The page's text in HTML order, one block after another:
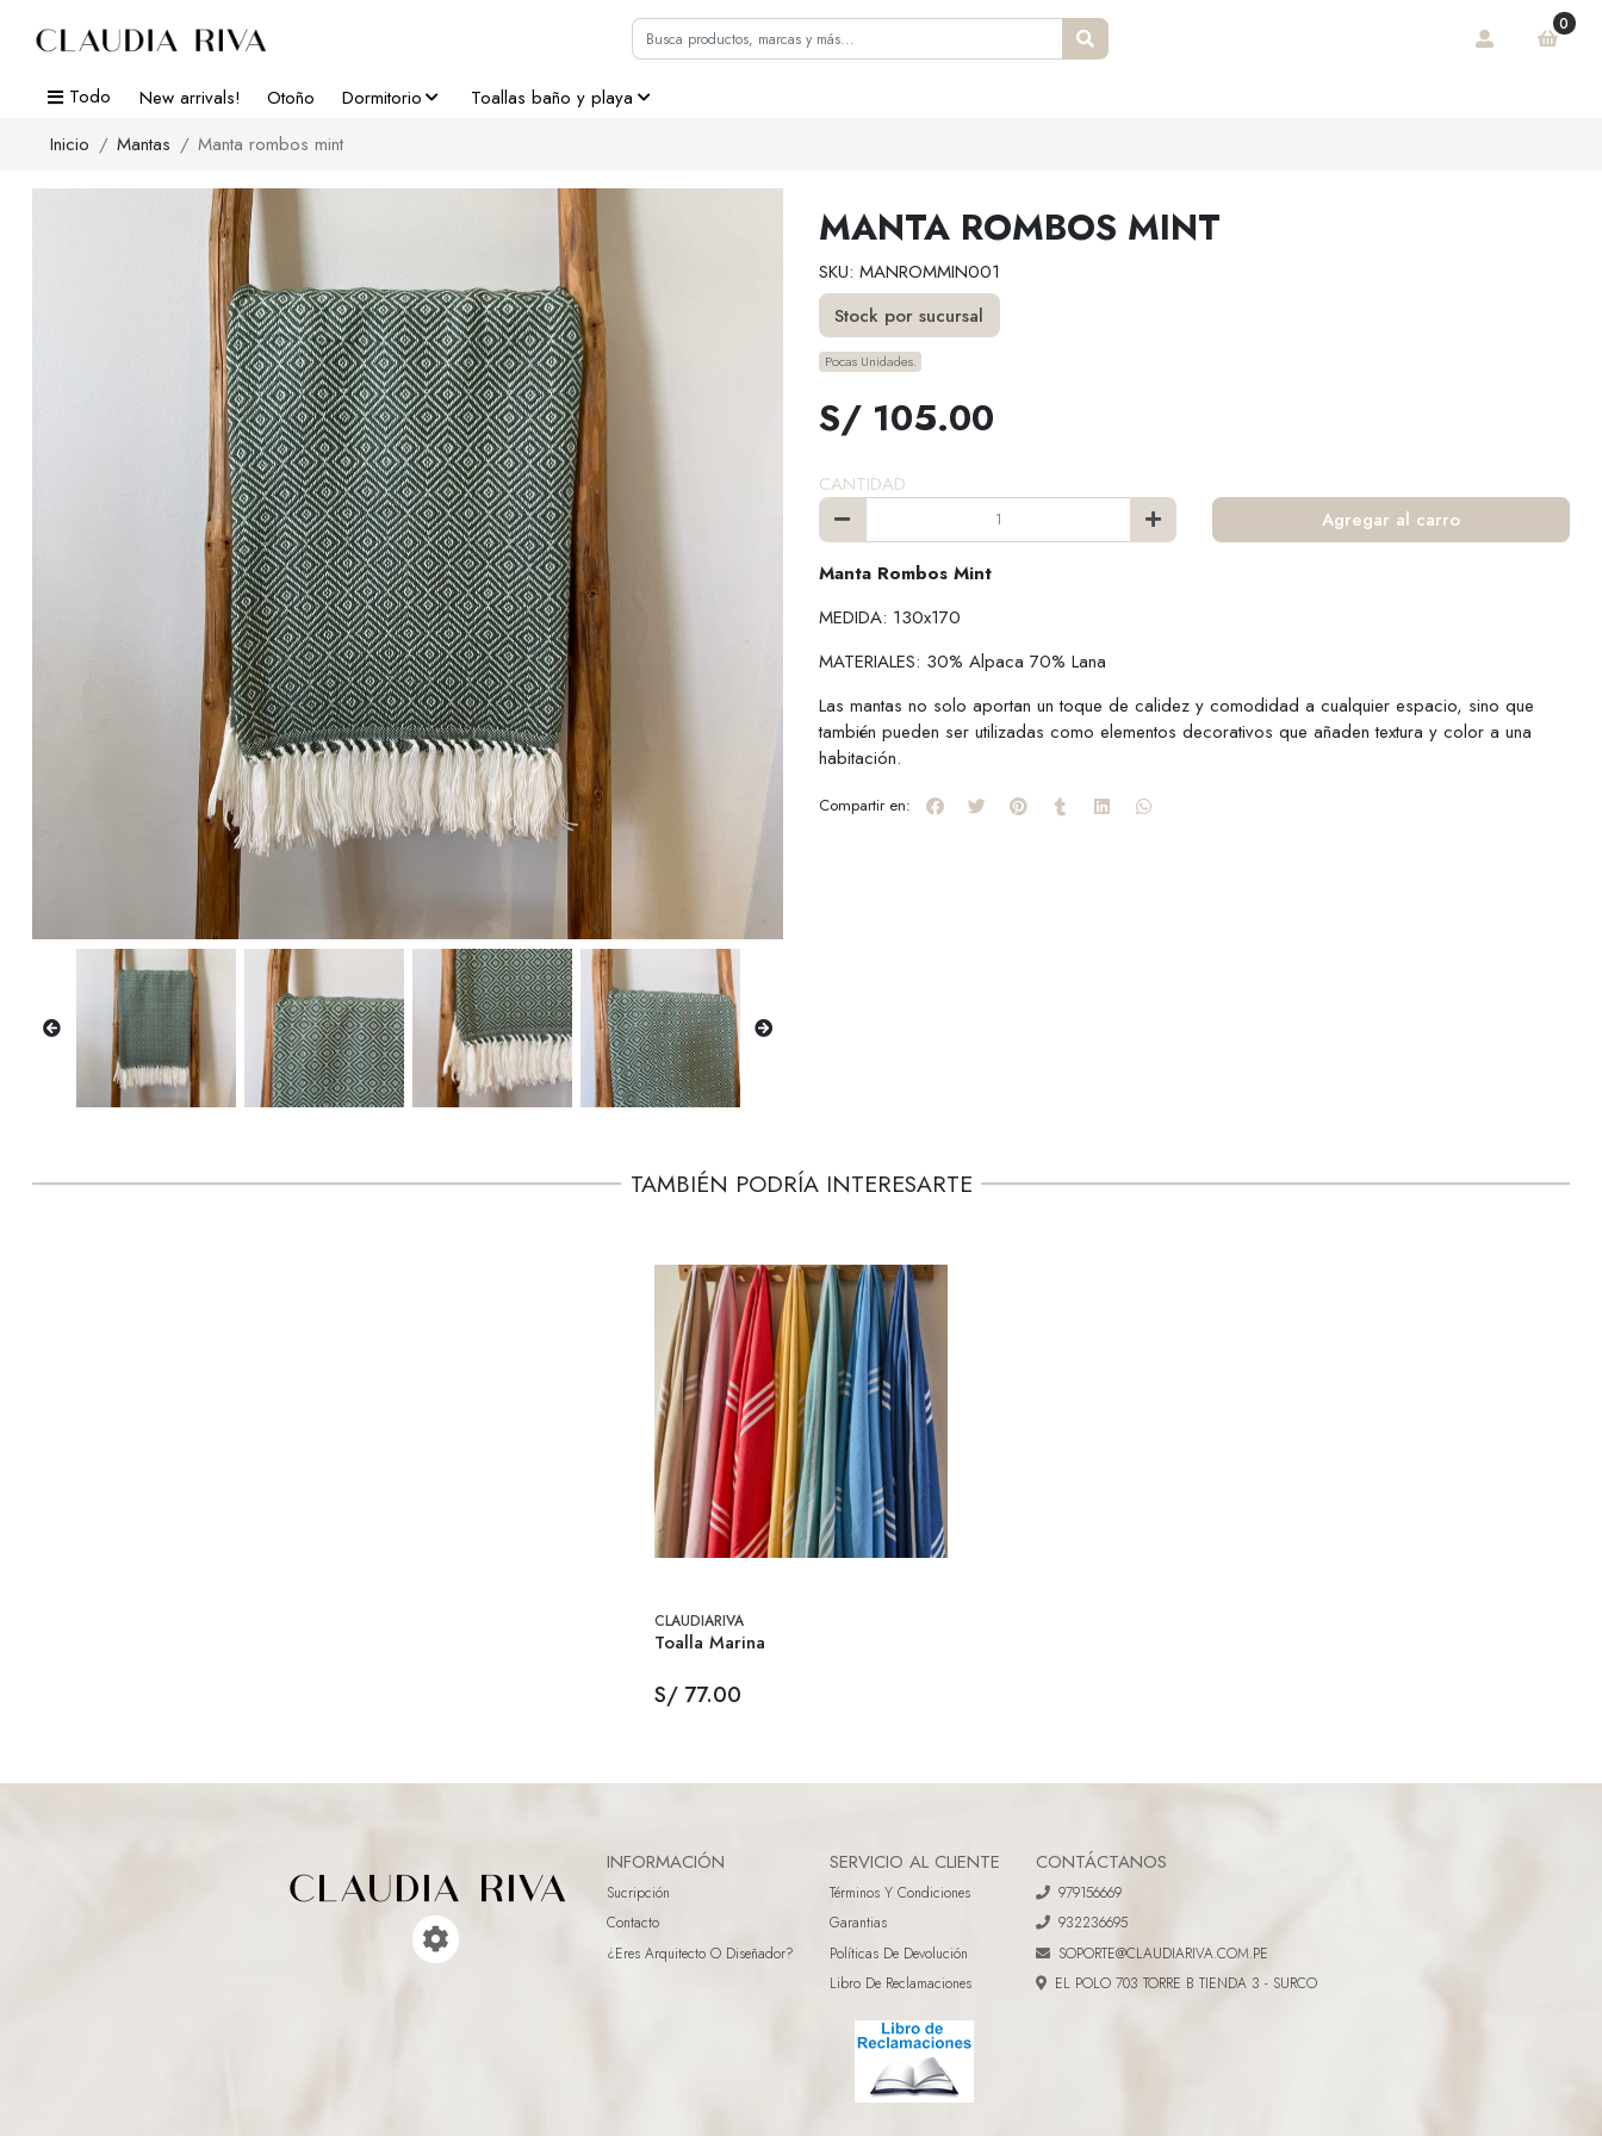
0
Todo New arrivals! Otoño Dormitorio
Toallas baño y playa
Inicio
Mantas Manta rombos mint
MANTA ROMBOS MINT
SKU: MANROMMIN001
Stock por sucursal
Pocas Unidades.
S/ 105.00
CANTIDAD
Agregar al carro
Manta Rombos Mint
MEDIDA: 130x170
MATERIALES: 30% Alpaca 70% Lana
Las mantas no solo aportan un toque de calidez y comodidad a cualquier espacio, sino que
también pueden ser utilizadas como elementos decorativos que añaden textura y color a una
habitación.
Compartir en:
TAMBIÉN PODRÍA INTERESARTE
CLAUDIARIVA
Toalla Marina
S/ 77.00
INFORMACIÓN
Sucripción
Contacto
¿eres Arquitecto O Diseñador?
SERVICIO AL CLIENTE
Términos Y Condiciones
Garantias
Políticas De Devolución
Libro De Reclamaciones
CONTÁCTANOS
979156669
932236695
SOPORTE@CLAUDIARIVA.COM.PE
EL POLO 703 TORRE B TIENDA 3 - SURCO